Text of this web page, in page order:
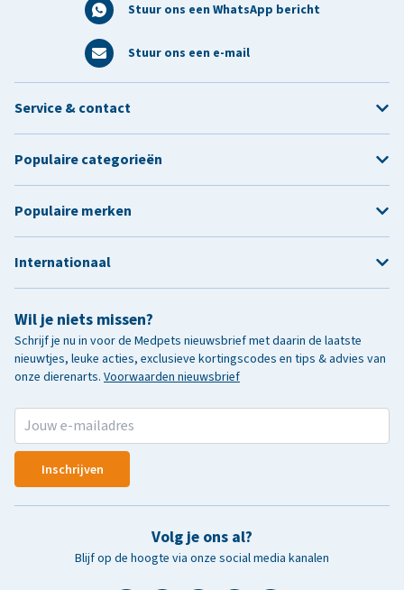
Stuur ons een WhatsApp bericht
Stuur ons een e-mail
Wil je niets missen?
Schrijf je nu in voor de Medpets nieuwsbrief met daarin de laatste
nieuwtjes, leuke acties, exclusieve kortingscodes en tips & advies van
onze dierenarts. Voorwaarden nieuwsbrief
Inschrijven
Volg je ons al?
Blijf op de hoogte via onze social media kanalen
Service & contact
Populaire categorieën
Populaire merken
Internationaal